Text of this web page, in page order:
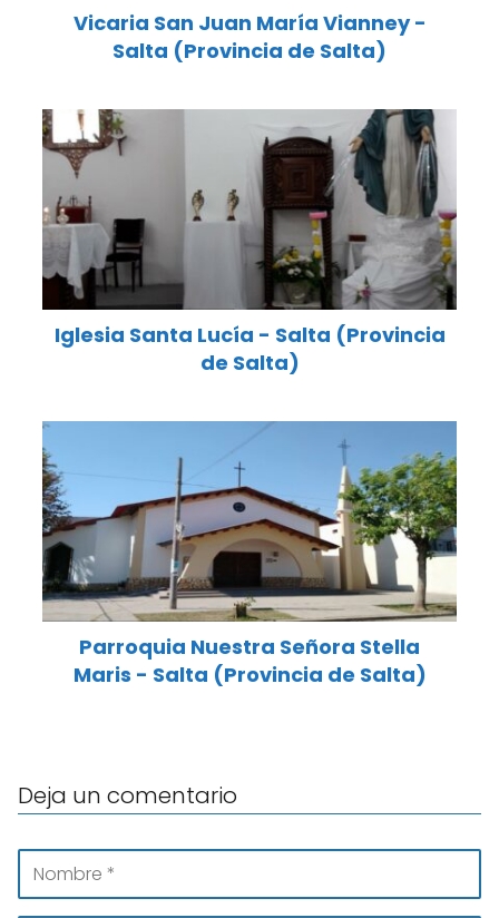
Vicaria San Juan María Vianney -
Salta (Provincia de Salta)
Iglesia Santa Lucía - Salta (Provincia
de Salta)
Parroquia Nuestra Señora Stella
Maris - Salta (Provincia de Salta)
Deja un comentario